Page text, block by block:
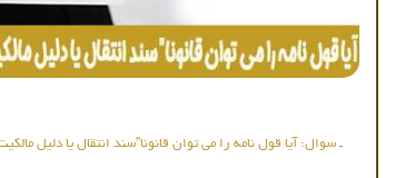
ـ سوال: آیا قول نامه را می توان قانونا”سند انتقال یا دلیل